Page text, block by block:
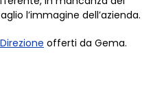
l’immagine dell’azienda.
offerti da Gema.